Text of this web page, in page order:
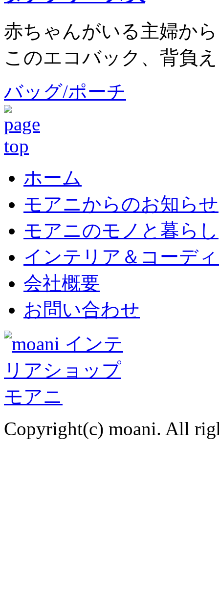
赤ちゃんがいる主婦か
このエコバック、背負
バッグ/ポーチ
ホーム
モアニからのお知らせ
モアニのモノと暮らし
インテリア＆コーデ
会社概要
お問い合わせ
Copyright(c) moani. All